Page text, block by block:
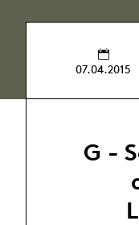
07.04.2015
G -